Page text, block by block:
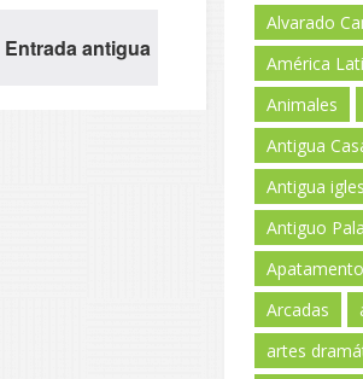
Entrada antigua
Alvarado
América
Animales
Antigua
Antigua
Antiguo
Arcadas
artes